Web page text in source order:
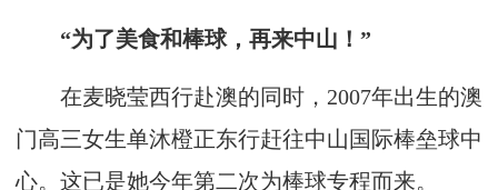
“为了美食和棒球，再来中山！”
在麦晓莹西行赴澳的同时，2007年出生的澳
门高三女生单沐橙正东行赶往中山国际棒垒球中
心。这已是她今年第二次为棒球专程而来。